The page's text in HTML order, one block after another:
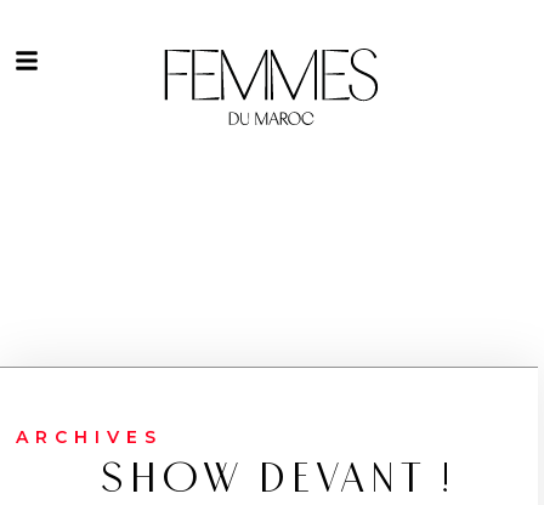
ARCHIVES
SHOW DEVANT !